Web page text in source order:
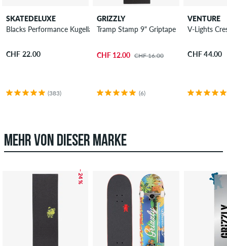
SKATEDELUXE
Blacks Performance Kugellager
CHF 22.00
(383)
GRIZZLY
Tramp Stamp 9" Griptape
CHF 12.00 CHF 16.00
(6)
VENTURE
V-Lights
CHF 44.00
MEHR VON DIESER MARKE
– 24 %